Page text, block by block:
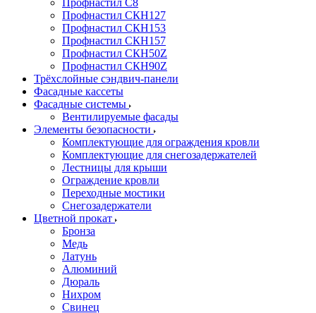
Профнастил С8
Профнастил СКН127
Профнастил СКН153
Профнастил СКН157
Профнастил СКН50Z
Профнастил СКН90Z
Трёхслойные сэндвич-панели
Фасадные кассеты
Фасадные системы
Вентилируемые фасады
Элементы безопасности
Комплектующие для ограждения кровли
Комплектующие для снегозадержателей
Лестницы для крыши
Ограждение кровли
Переходные мостики
Снегозадержатели
Цветной прокат
Бронза
Медь
Латунь
Алюминий
Дюраль
Нихром
Свинец